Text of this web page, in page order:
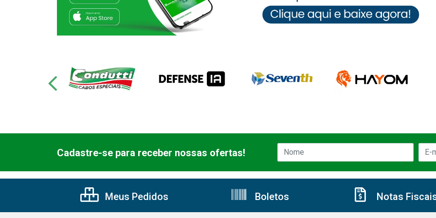
Cadastre-se para receber nossas ofertas!
Meus Pedidos Boletos Notas